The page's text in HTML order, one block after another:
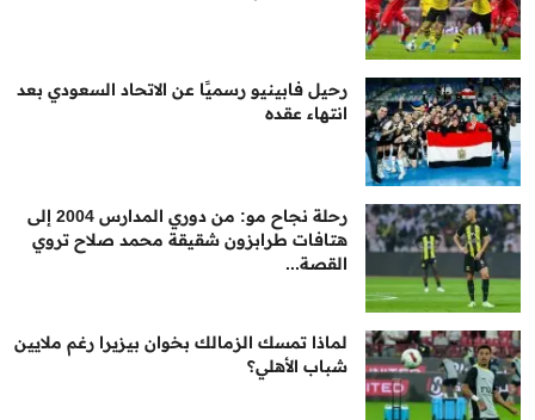
رحيل فابينيو رسميًا عن الاتحاد السعودي بعد
انتهاء عقده
رحلة نجاح مو: من دوري المدارس 2004 إلى
هتافات طرابزون شقيقة محمد صلاح تروي
القصة...
لماذا تمسك الزمالك بخوان بيزيرا رغم ملايين
شباب الأهلي؟